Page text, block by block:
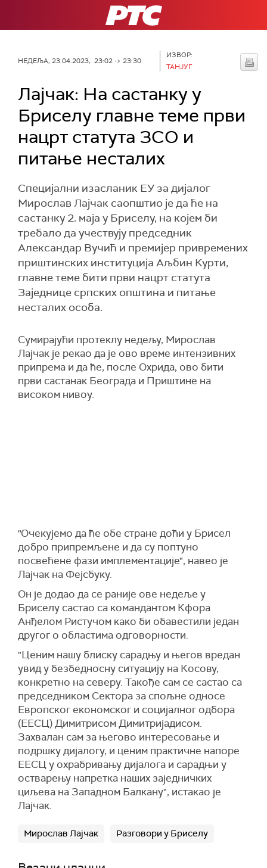
РТС
НЕДЕЉА, 23.04.2023, 23:02 -> 23:30
ИЗВОР:
ТАНЈУГ
Лајчак: На састанку у
Бриселу главне теме први
нацрт статута ЗСО и
питање несталих
Специјални изасланик ЕУ за дијалог
Мирослав Лајчак саопштио је да ће на
састанку 2. маја у Бриселу, на којем би
требало да учествују председник
Александар Вучић и премијер привремених
приштинских институција Аљбин Курти,
главне теме бити први нацрт статута
Заједнице српских општина и питање
несталих особа.
Сумирајући протеклу недељу, Мирослав
Лајчак је рекао да је ово време интензивних
припрема и да ће, после Охрида, ово бити
први састанак Београда и Приштине на
високом нивоу.
"Очекујемо да ће обе стране доћи у Брисел
добро припремљене и да су поптуно
посвећене фази имплементације", навео је
Лајчак на Фејсбуку.
Он је додао да се раније ове недеље у
Бриселу састао са командантом Кфора
Анђелом Ристучом како би обавестили један
другог о областима одговорности.
"Ценим нашу блиску сарадњу и његов вредан
увид у безбедносну ситуацију на Косову,
конкретно на северу. Такође сам се састао са
председником Сектора за спољне односе
Европског економског и социјалног одбора
(ЕЕСЦ) Димитрисом Димитријадисом.
Захвалан сам за његово интересовање и
подршку дијалогу, и ценим практичне напоре
ЕЕСЦ у охрабривању дијалога и сарадњи у
остварењу напретка наших заједничких
циљева на Западном Балкану", истакао је
Лајчак.
Мирослав Лајчак Разговори у Бриселу